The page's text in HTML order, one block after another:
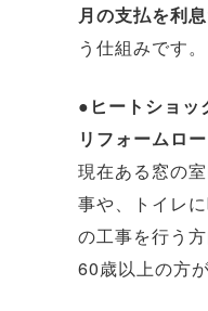
月の支払を利
う仕組みです。
●ヒートショッ
リフォームロ
現在ある窓の
事や、トイレ
の工事を行う
60歳以上の方